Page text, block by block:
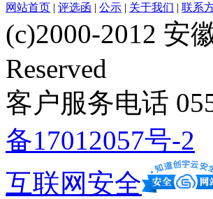
网站首页 | 评选函 | 公示 | 关于我们 | 联系
(c)2000-2012 安
Reserved
客户服务电话
备17012057号-2
互联网安全